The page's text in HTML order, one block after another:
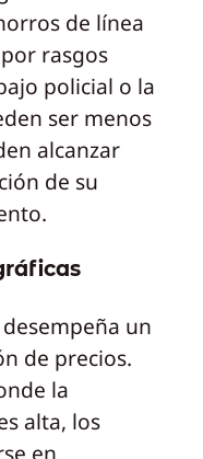
de línea
rasgos
policial o la
ser menos
alcanzar
de su
un
de precios.
la
alta, los
en